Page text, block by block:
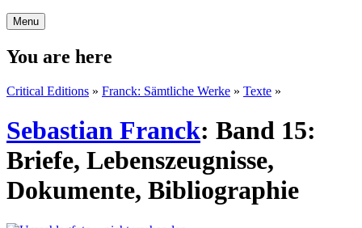
Menu
You are here
Critical Editions » Franck: Sämtliche Werke » Texte »
Sebastian Franck: Band 15:
Briefe, Lebenszeugnisse,
Dokumente, Bibliographie